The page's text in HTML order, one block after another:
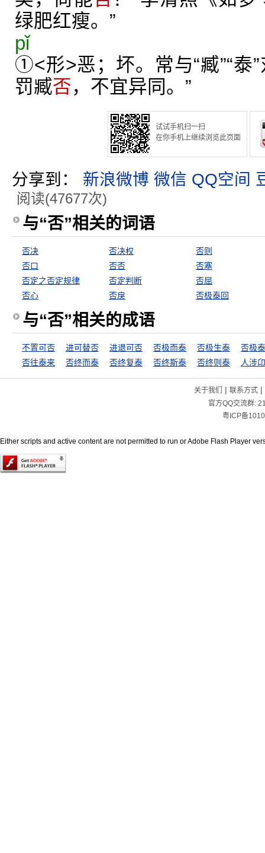
绿肥红瘦。”
pǐ
①<形>恶；坏。常与“臧”“泰
罚臧否，不宜异同。”
试试手机扫一扫
在你手机上继续浏览此页面
分享到： 新浪微博 微信 QQ空间
阅读(47677次)
与“否”相关的词语
否决 否决权
否则
否口
否否
否塞
否定之否定规律
否定判断
否屈
否心
否戾 否极泰回
与“否”相关的成语
不置可否 进可替否 进退可否 否极而泰 否极生泰
否极
否往泰来
否终而泰 否终复泰 否终斯泰 否终则泰 人涉
关于我们 | 联系方式|
官方QQ交流群:
粤ICP备
Either scripts and active content are not permitted to run or Adobe Flash Player